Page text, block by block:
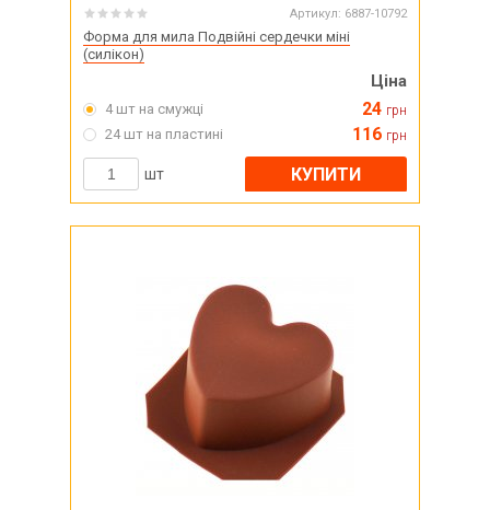
Артикул: 6887-10792
Форма для мила Подвійні сердечки міні
(силікон)
Ціна
4 шт на смужці 24 грн
24 шт на пластині 116 грн
шт КУПИТИ